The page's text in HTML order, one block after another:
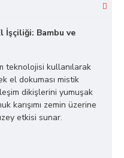
İşçiliği: Bambu ve
teknolojisi kullanılarak
el dokuması mistik
dikişlerini yumuşak
karışımı zemin üzerine
etkisi sunar.